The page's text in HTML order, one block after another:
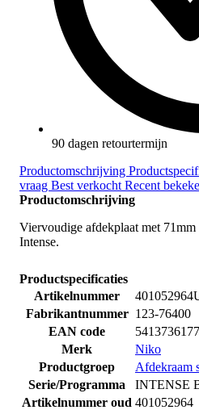
90 dagen retourtermijn
Productomschrijving
vraag Best verkocht Recent
Productomschrijving
Viervoudige afdekplaat met
Intense.
Productspecificaties
Artikelnummer
Fabrikantnummer 123-76400
EAN code
Merk
Niko
Productgroep
Afdekraam
Serie/Programma
INTENSE
Artikelnummer oud 401052964